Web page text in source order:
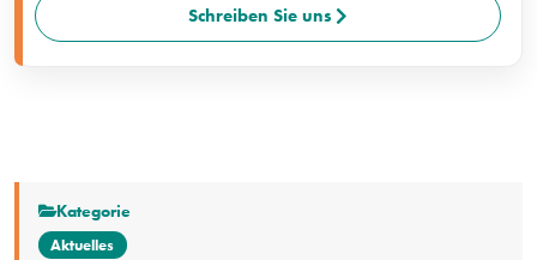
Kategorie
Aktuelles
Schreiben Sie uns